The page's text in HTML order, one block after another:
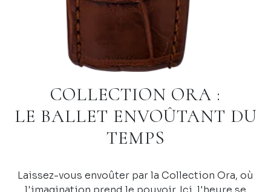
COLLECTION ORA :
LE BALLET ENVOÛTANT DU
TEMPS
Laissez-vous envoûter par la Collection Ora, où